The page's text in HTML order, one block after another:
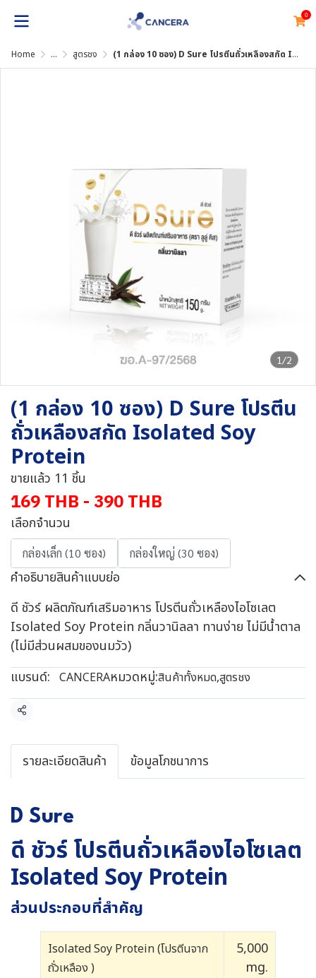
0
Home ... สูตรชง (1 กล่อง 10 ซอง) D Sure โปรตีนถั่วเหลืองสกัด Isolated Soy Protein
1/2
(1 กล่อง 10 ซอง) D Sure โปรตีน
ถั่วเหลืองสกัด Isolated Soy
Protein
ขายแล้ว 11 ชิ้น
169 THB - 390 THB
เลือกจำนวน
กล่องเล็ก (10 ซอง) กล่องใหญ่ (30 ซอง)
คำอธิบายสินค้าแบบย่อ
ดี ชัวร์ ผลิตภัณฑ์เสริมอาหาร โปรตีนถั่วเหลืองไอโซเลต
Isolated Soy Protein กลิ่นวานิลลา ทานง่าย ไม่มีน้ำตาล
(ไม่มีส่วนผสมของนมวัว)
แบรนด์: CANCERAหมวดหมู่:สินค้าทั้งหมด,สูตรชง
แชร์
รายละเอียดสินค้า ข้อมูลโภชนาการ
D Sure
ดี ชัวร์ โปรตีนถั่วเหลืองไอโซเลต
Isolated Soy Protein
ส่วนประกอบที่สำคัญ
Isolated Soy Protein (โปรตีนจาก
ถั่วเหลือง )
5,000
mg.